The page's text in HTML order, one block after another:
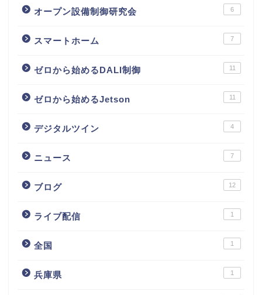
オープン設備制御研究会 6
スマートホーム 7
ゼロから始めるDALI制御 11
ゼロから始めるJetson 11
デジタルツイン 4
ニュース 7
ブログ 12
ライブ配信 1
全国 1
兵庫県 1